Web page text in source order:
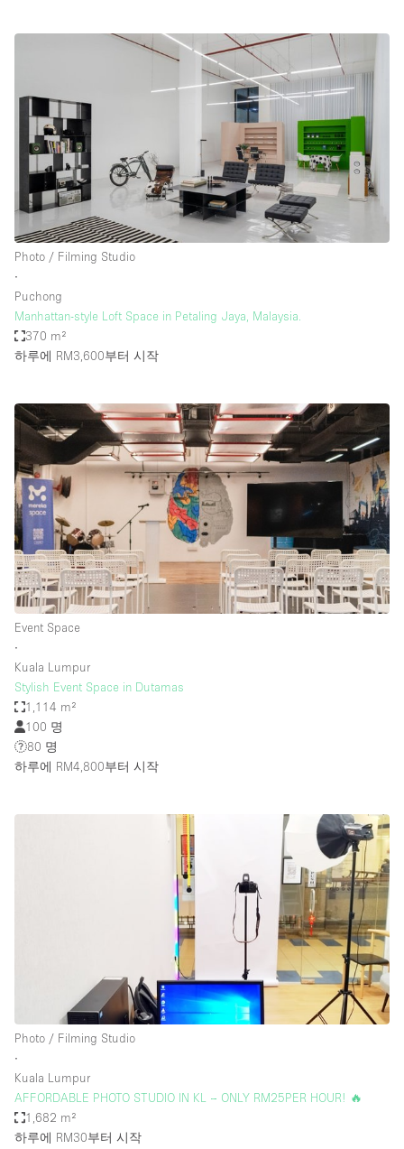
Photo / Filming Studio
∙
Puchong
Manhattan-style Loft Space in Petaling Jaya, Malaysia.
370 m²
하루에 RM3,600부터 시작
Event Space
∙
Kuala Lumpur
Stylish Event Space in Dutamas
1,114 m²
100 명
80 명
하루에 RM4,800부터 시작
Photo / Filming Studio
∙
Kuala Lumpur
AFFORDABLE PHOTO STUDIO IN KL – ONLY RM25PER HOUR! 🔥
1,682 m²
하루에 RM30부터 시작